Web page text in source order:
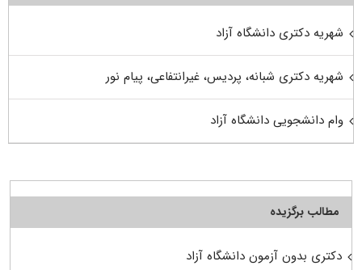
شهریه دکتری دانشگاه آزاد
شهریه دکتری شبانه، پردیس، غیرانتفاعی، پیام نور
وام دانشجویی دانشگاه آزاد
مطالب برگزیده
دکتری بدون آزمون دانشگاه آزاد